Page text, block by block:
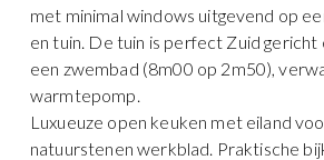
met minimal windows uitgevend op
en tuin. De tuin is perfect Zuid
een zwembad (8m00 op 2m50),
warmtepomp.
Luxueuze open keuken met eiland
natuurstenen werkblad. Praktische